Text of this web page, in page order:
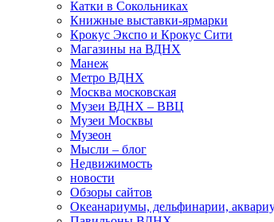
Катки в Сокольниках
Книжные выставки-ярмарки
Крокус Экспо и Крокус Сити
Магазины на ВДНХ
Манеж
Метро ВДНХ
Москва московская
Музеи ВДНХ – ВВЦ
Музеи Москвы
Музеон
Мысли – блог
Недвижимость
новости
Обзоры сайтов
Океанариумы, дельфинарии,